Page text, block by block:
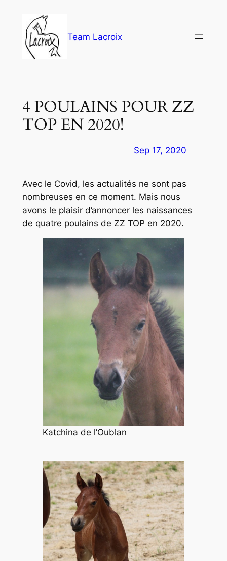
contenu
Team Lacroix
4 POULAINS POUR ZZ
TOP EN 2020!
Sep 17, 2020
Avec le Covid, les actualités ne sont pas
nombreuses en ce moment. Mais nous
avons le plaisir d’annoncer les naissances
de quatre poulains de ZZ TOP en 2020.
Katchina de l’Oublan